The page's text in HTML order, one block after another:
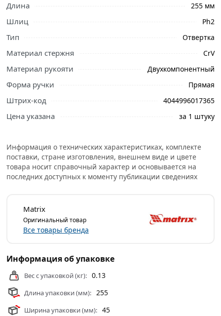
Ознакомьтесь с подробными характеристиками,
описанием и отзывами о товаре, чтобы сделать
правильный выбор и заказать онлайн. Наши
профессиональные менеджеры обработают заказ и
свяжутся с Вами для согласования условий доставки
Отвертка Anti-Slip Ph2х150 мм MATRIX 12250
используется для работы с крепежными элементами, в
основе которых лежит крестовой профиль. Изделие
состоит из прочного хромованадиевого стержня и
Инструмент защищен от воздействия коррозии
благодаря хромоникелевому покрытию, что
Условия доставки и цены на товар Отвертка Anti-Slip
Ph2х150 мм MATRIX 12250 из категории
действительны в Москве и области.
Длина 255 мм
Шлиц Ph2
Тип Отвертка
Материал стержня CrV
Материал рукояти Двухкомпонентный
Форма ручки Прямая
Штрих-код 4044996017365
Цена указана за 1 штуку
Информация о технических характеристиках, комплекте
поставки, стране изготовления, внешнем виде и цвете
товара носит справочный характер и основывается на
последних доступных к моменту публикации сведениях
Matrix
Оригинальный товар
Все товары бренда
Информация об упаковке
Вес с упаковкой (кг): 0.13
Длина упаковки (мм): 255
Ширина упаковки (мм): 45